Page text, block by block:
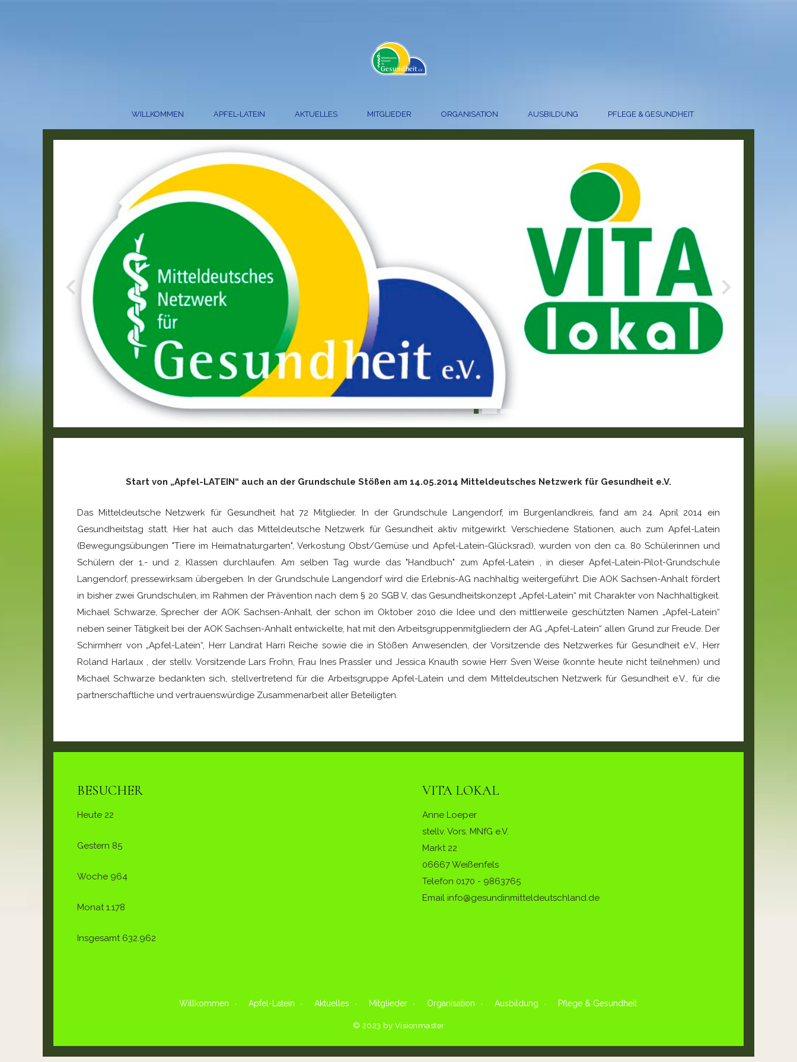
WILLKOMMEN APFEL-LATEIN AKTUELLES MITGLIEDER ORGANISATION AUSBILDUNG PFLEGE & GESUNDHEIT
Start von „Apfel-LATEIN“ auch an der Grundschule Stößen am 14.05.2014 Mitteldeutsches Netzwerk für Gesundheit e.V.
Das Mitteldeutsche Netzwerk für Gesundheit hat 72 Mitglieder. In der Grundschule Langendorf, im Burgenlandkreis, fand am 24. April 2014 ein
Gesundheitstag statt. Hier hat auch das Mitteldeutsche Netzwerk für Gesundheit aktiv mitgewirkt. Verschiedene Stationen, auch zum Apfel-Latein
(Bewegungsübungen "Tiere im Heimatnaturgarten", Verkostung Obst/Gemüse und Apfel-Latein-Glücksrad), wurden von den ca. 80 Schülerinnen und
Schülern der 1.- und 2. Klassen durchlaufen. Am selben Tag wurde das "Handbuch" zum Apfel-Latein , in dieser Apfel-Latein-Pilot-Grundschule
Langendorf, pressewirksam übergeben. In der Grundschule Langendorf wird die Erlebnis-AG nachhaltig weitergeführt. Die AOK Sachsen-Anhalt fördert
in bisher zwei Grundschulen, im Rahmen der Prävention nach dem § 20 SGB V, das Gesundheitskonzept „Apfel-Latein“ mit Charakter von Nachhaltigkeit.
Michael Schwarze, Sprecher der AOK Sachsen-Anhalt, der schon im Oktober 2010 die Idee und den mittlerweile geschützten Namen „Apfel-Latein“
neben seiner Tätigkeit bei der AOK Sachsen-Anhalt entwickelte, hat mit den Arbeitsgruppenmitgliedern der AG „Apfel-Latein“ allen Grund zur Freude. Der
Schirmherr von „Apfel-Latein“, Herr Landrat Harri Reiche sowie die in Stößen Anwesenden, der Vorsitzende des Netzwerkes für Gesundheit e.V., Herr
Roland Harlaux , der stellv. Vorsitzende Lars Frohn, Frau Ines Prassler und Jessica Knauth sowie Herr Sven Weise (konnte heute nicht teilnehmen) und
Michael Schwarze bedankten sich, stellvertretend für die Arbeitsgruppe Apfel-Latein und dem Mitteldeutschen Netzwerk für Gesundheit e.V., für die
partnerschaftliche und vertrauenswürdige Zusammenarbeit aller Beteiligten.
BESUCHER
Heute 22
Gestern 85
Woche 964
Monat1.178
Insgesamt 632.962
VITA LOKAL
Anne Loeper
stellv. Vors. MNfG e.V.
Markt 22
06667 Weißenfels
Telefon 0170 - 9863765
Email info@gesundinmitteldeutschland.de
Willkommen Apfel-Latein Aktuelles Mitglieder Organisation Ausbildung Pflege & Gesundheit
© 2023 by Visionmaster